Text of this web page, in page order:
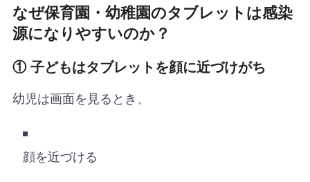
なぜ保育園・幼稚園のタブレットは感染
源になりやすいのか？
① 子どもはタブレットを顔に近づけがち
幼児は画面を見るとき、
顔を近づける